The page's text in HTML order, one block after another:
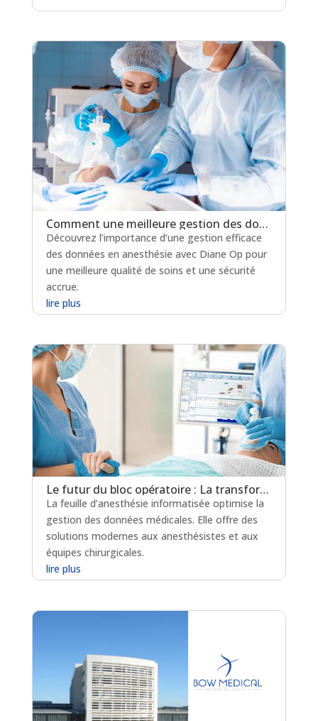
Comment une meilleure gestion des données peut sauver des vies ?
Découvrez l’importance d’une gestion efficace
des données en anesthésie avec Diane Op pour
une meilleure qualité de soins et une sécurité
accrue.
lire plus
Le futur du bloc opératoire : La transformation de la feuille d’anesthésie numérique
La feuille d’anesthésie informatisée optimise la
gestion des données médicales. Elle offre des
solutions modernes aux anesthésistes et aux
équipes chirurgicales.
lire plus